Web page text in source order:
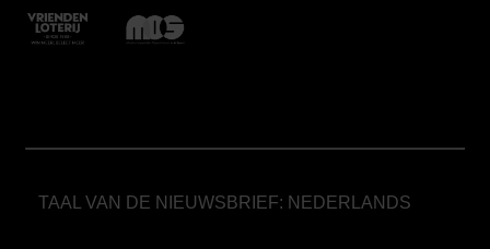
TAAL VAN DE NIEUWSBRIEF: NEDERLANDS